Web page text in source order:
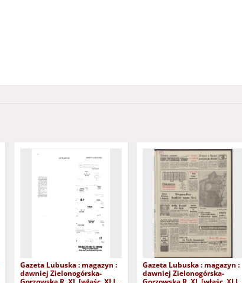
Gazeta Lubuska : magazyn :
dawniej Zielonogórska-
Gazeta Lubuska : magazyn :
dawniej Zielonogórska-